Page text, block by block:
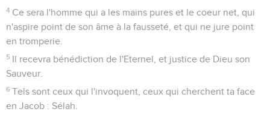
4 Ce sera l'homme qui a les mains pures et le coeur net, qui
n'aspire point de son âme à la fausseté, et qui ne jure point
en tromperie.
5 Il recevra bénédiction de l'Eternel, et justice de Dieu son
Sauveur.
6 Tels sont ceux qui l'invoquent, ceux qui cherchent ta face
en Jacob : Sélah.